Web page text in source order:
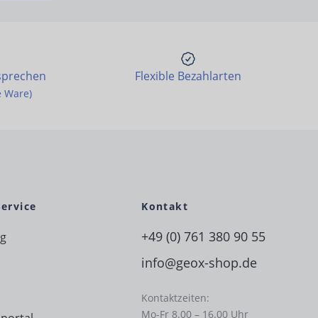
Flexible Bezahlarten
Kontakt
+49 (0) 761 380 90 55
info@geox-shop.de
Kontaktzeiten:
Mo-Fr 8.00 – 16.00 Uhr